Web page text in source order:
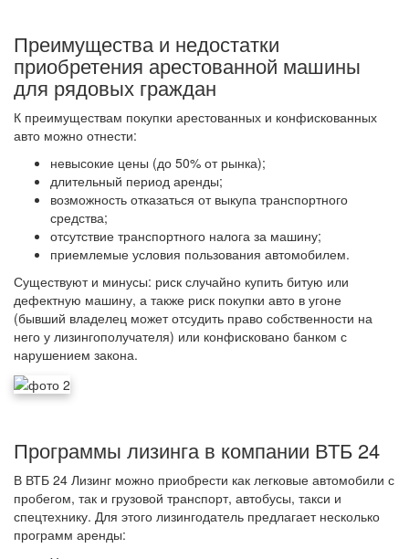
Преимущества и недостатки
приобретения арестованной машины
для рядовых граждан
К преимуществам покупки арестованных и конфискованных
авто можно отнести:
невысокие цены (до 50% от рынка);
длительный период аренды;
возможность отказаться от выкупа транспортного
средства;
отсутствие транспортного налога за машину;
приемлемые условия пользования автомобилем.
Существуют и минусы: риск случайно купить битую или
дефектную машину, а также риск покупки авто в угоне
(бывший владелец может отсудить право собственности на
него у лизингополучателя) или конфисковано банком с
нарушением закона.
Программы лизинга в компании ВТБ 24
В ВТБ 24 Лизинг можно приобрести как легковые автомобили с
пробегом, так и грузовой транспорт, автобусы, такси и
спецтехнику. Для этого лизингодатель предлагает несколько
программ аренды: